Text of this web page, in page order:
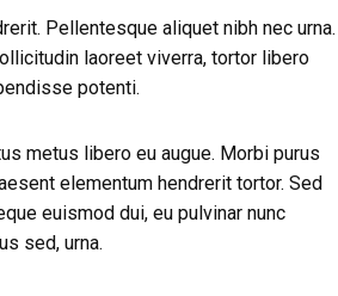
Pellentesque aliquet nibh nec urna.
laoreet viverra, tortor libero
potenti.
metus libero eu augue. Morbi purus
elementum hendrerit tortor. Sed
euismod dui, eu pulvinar nunc
sed, urna.